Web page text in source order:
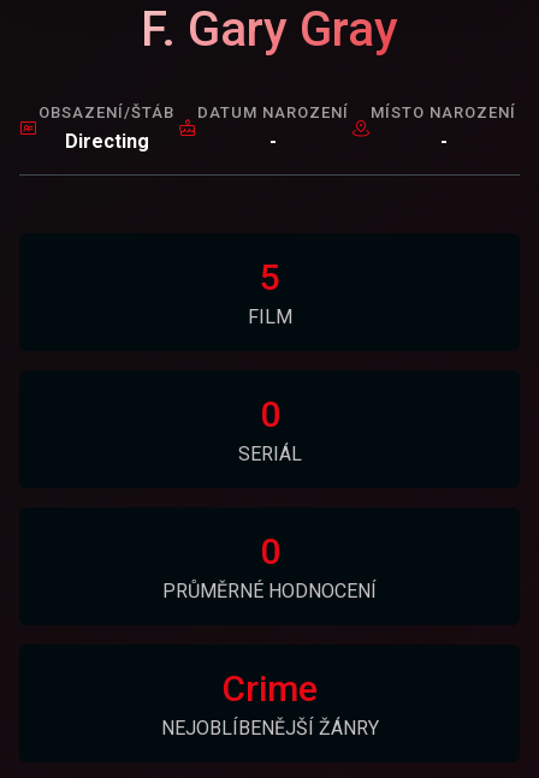
F. Gary Gray
OBSAZENÍ/ŠTÁB
Directing
DATUM NAROZENÍ
-
MÍSTO NAROZENÍ
-
5
FILM
0
SERIÁL
0
PRŮMĚRNÉ HODNOCENÍ
Crime
NEJOBLÍBENĚJŠÍ ŽÁNRY